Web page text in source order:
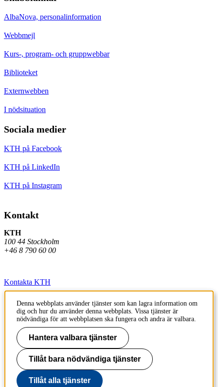
AlbaNova, personalinformation
Webbmejl
Kurs-, program- och gruppwebbar
Biblioteket
Externwebben
I nödsituation
Sociala medier
KTH på Facebook
KTH på LinkedIn
KTH på Instagram
Kontakt
KTH
100 44 Stockholm
+46 8 790 60 00
Kontakta KTH
Jobba på KTH
Press och media
Faktura och betalning KTH
Om KTH:s webbplatser
Tillgänglighetsredogörelse
Denna webbplats använder tjänster som kan lagra information om
dig och hur du använder denna webbplats. Vissa tjänster är
nödvändiga för att webbplatsen ska fungera och andra är valbara.
Hantera valbara tjänster
Tillåt bara nödvändiga tjänster
Tillåt alla tjänster